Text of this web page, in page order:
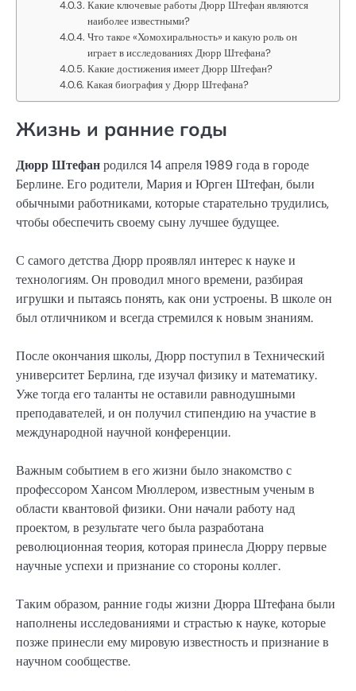
Какие ключевые работы Дюрр Штефан являются
наиболее известными?
Что такое «Хомохиральность» и какую роль он
играет в исследованиях Дюрр Штефана?
Какие достижения имеет Дюрр Штефан?
Какая биография у Дюрр Штефана?
Жизнь и ранние годы
Дюрр Штефанродился 14 апреля 1989 года в городе
Берлине. Его родители, Мария и Юрген Штефан, были
обычными работниками, которые старательно трудились,
чтобы обеспечить своему сыну лучшее будущее.
С самого детства Дюрр проявлял интерес к науке и
технологиям. Он проводил много времени, разбирая
игрушки и пытаясь понять, как они устроены. В школе он
был отличником и всегда стремился к новым знаниям.
После окончания школы, Дюрр поступил в Технический
университет Берлина, где изучал физику и математику.
Уже тогда его таланты не оставили равнодушными
преподавателей, и он получил стипендию на участие в
международной научной конференции.
Важным событием в его жизни было знакомство с
профессором Хансом Мюллером, известным ученым в
области квантовой физики. Они начали работу над
проектом, в результате чего была разработана
революционная теория, которая принесла Дюрру первые
научные успехи и признание со стороны коллег.
Таким образом, ранние годы жизни Дюрра Штефана были
наполнены исследованиями и страстью к науке, которые
позже принесли ему мировую известность и признание в
научном сообществе.